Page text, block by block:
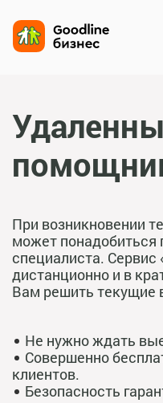
При возникновении
может
специалиста.
дистанционно и в
Вам решить текущие
Не нужно ждать
Совершенно
клиентов.
Безопасность